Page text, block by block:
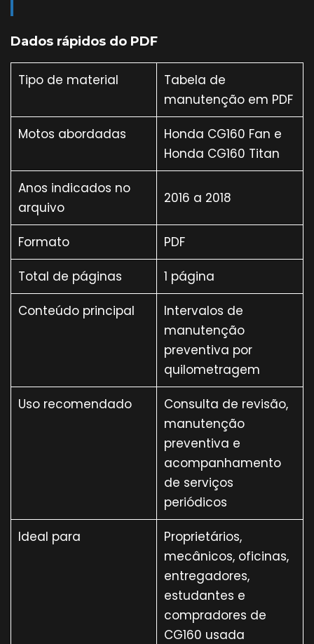
Dados rápidos do PDF
Tipo de material
Tabela de
manutenção em PDF
Motos abordadas
Honda CG160 Fan e
Honda CG160 Titan
Anos indicados no
arquivo
2016 a 2018
Formato PDF
Total de páginas 1 página
Conteúdo principal
Intervalos de
manutenção
preventiva por
quilometragem
Uso recomendado
Consulta de revisão,
manutenção
preventiva e
acompanhamento
de serviços
periódicos
Ideal para
Proprietários,
mecânicos, oficinas,
entregadores,
estudantes e
compradores de
CG160 usada